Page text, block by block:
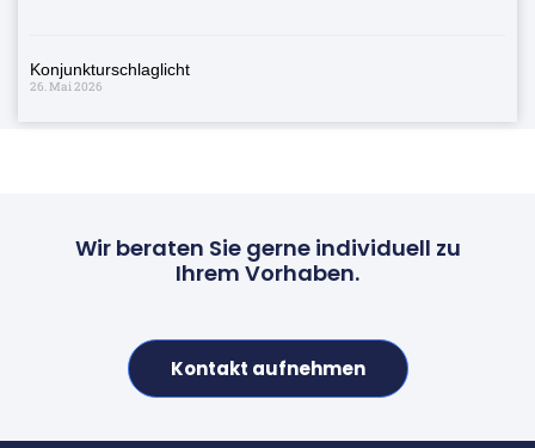
Konjunkturschlaglicht
26. Mai 2026
Wir beraten Sie gerne individuell zu
Ihrem Vorhaben.
Kontakt aufnehmen